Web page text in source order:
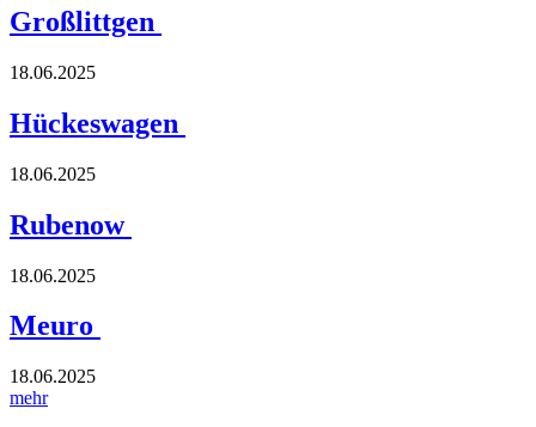
Großlittgen
18.06.2025
Hückeswagen
18.06.2025
Rubenow
18.06.2025
Meuro
18.06.2025
mehr